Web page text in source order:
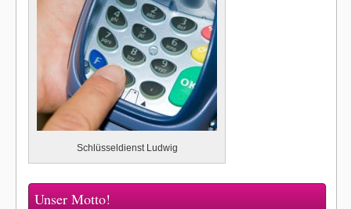
Schlüsseldienst Ludwig
Unser Motto!